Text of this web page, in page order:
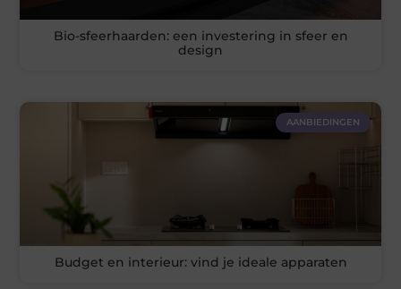
Bio-sfeerhaarden: een investering in sfeer en
design
AANBIEDINGEN
Budget en interieur: vind je ideale apparaten